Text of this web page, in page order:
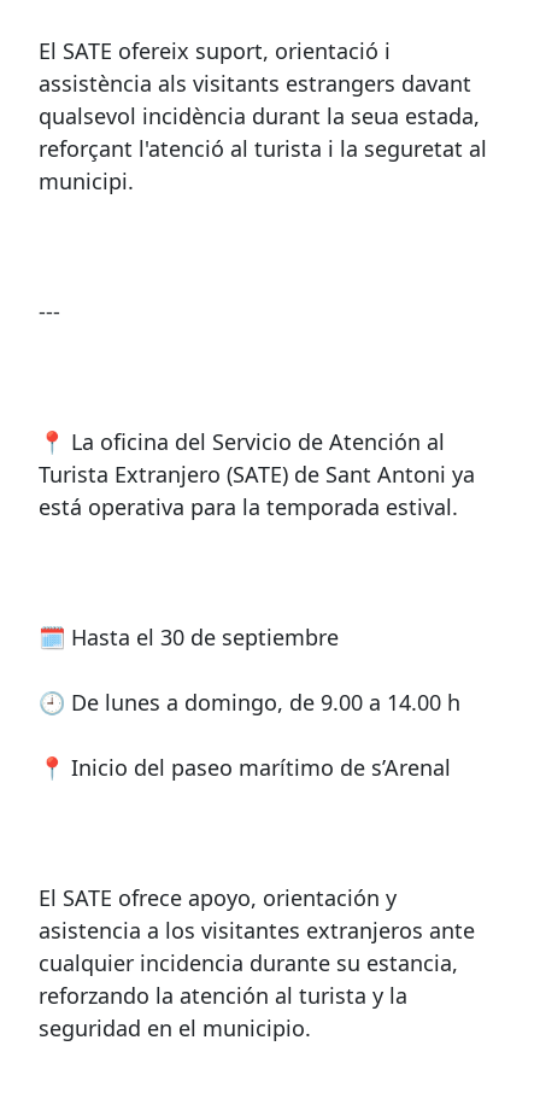
El SATE ofereix suport, orientació i
assistència als visitants estrangers davant
qualsevol incidència durant la seua estada,
reforçant l'atenció al turista i la seguretat al
municipi.
---
📍 La oficina del Servicio de Atención al
Turista Extranjero (SATE) de Sant Antoni ya
está operativa para la temporada estival.
🗓️ Hasta el 30 de septiembre
🕘 De lunes a domingo, de 9.00 a 14.00 h
📍 Inicio del paseo marítimo de s’Arenal
El SATE ofrece apoyo, orientación y
asistencia a los visitantes extranjeros ante
cualquier incidencia durante su estancia,
reforzando la atención al turista y la
seguridad en el municipio.